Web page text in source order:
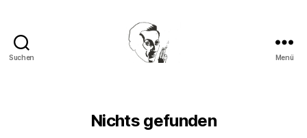
Suchen Menü
Nichts gefunden